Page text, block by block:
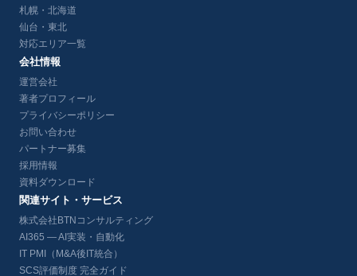
札幌・北海道
仙台・東北
対応エリア一覧
会社情報
運営会社
著者プロフィール
プライバシーポリシー
お問い合わせ
パートナー募集
採用情報
資料ダウンロード
関連サイト・サービス
株式会社BTNコンサルティング
AI365 — AI実装・自動化
IT PMI（M&A後IT統合）
SCS評価制度 完全ガイド